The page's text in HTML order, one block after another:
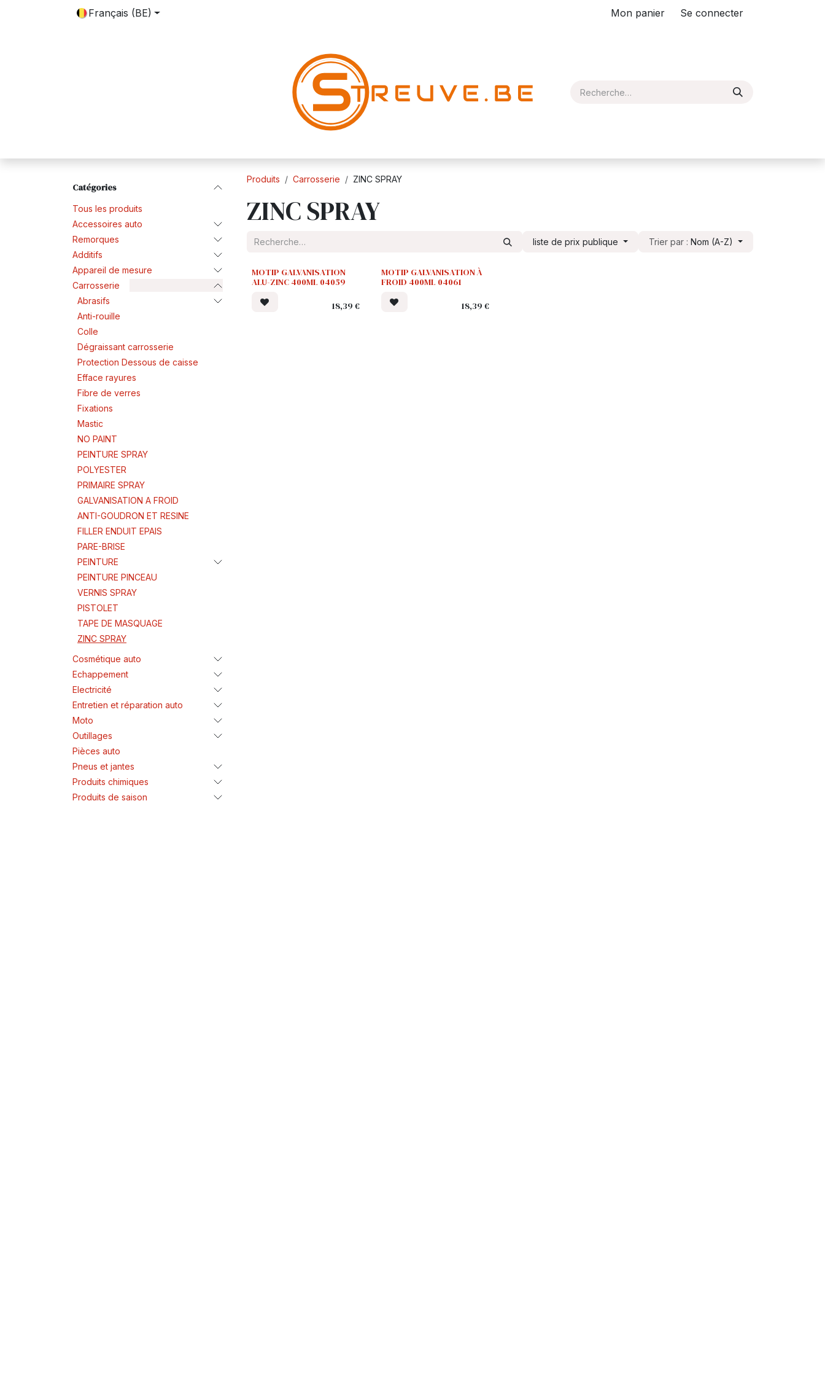
Français (BE) Mon panier Se connecter
Catégories
Tous les produits
Accessoires auto
Remorques
Additifs
Appareil de mesure
Carrosserie
Abrasifs
Anti-rouille
Colle
Dégraissant carrosserie
Protection Dessous de caisse
Efface rayures
Fibre de verres
Fixations
Mastic
NO PAINT
PEINTURE SPRAY
POLYESTER
PRIMAIRE SPRAY
GALVANISATION A FROID
ANTI-GOUDRON ET RESINE
FILLER ENDUIT EPAIS
PARE-BRISE
PEINTURE
PEINTURE PINCEAU
VERNIS SPRAY
PISTOLET
TAPE DE MASQUAGE
ZINC SPRAY
Cosmétique auto
Echappement
Electricité
Entretien et réparation auto
Moto
Outillages
Pièces auto
Pneus et jantes
Produits chimiques
Produits de saison
Produits Carrosserie ZINC SPRAY
ZINC SPRAY
liste de prix publique Trier par : Nom (A-Z)
MOTIP GALVANISATION
ALU-ZINC 400ML 04059
18,39 €
MOTIP GALVANISATION À
FROID 400ML 04061
18,39 €